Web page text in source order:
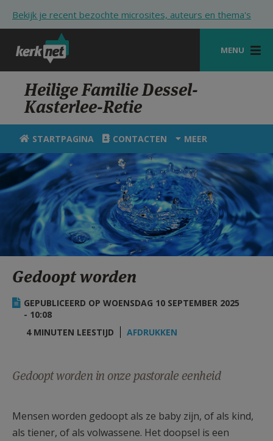
Bekijk je recent bezochte microsites, auteurs en thema's
MENU
STARTPAGINA
KERK
VIERINGEN
SHOP
ZOEKEN
HULP
STARTPAGINA PORTAAL
MIJN PAROCHIE
AANMELDEN OF REGISTREREN
Heilige Familie Dessel-
Kasterlee-Retie
STARTPAGINA CONTACTEN MEER
Gedoopt worden
GEPUBLICEERD OP WOENSDAG 10 SEPTEMBER 2025
- 10:08
4 MINUTEN LEESTIJD
AFDRUKKEN
Gedoopt worden in onze pastorale eenheid
Mensen worden gedoopt als ze baby zijn, of als kind,
als tiener, of als volwassene. Het doopsel is een